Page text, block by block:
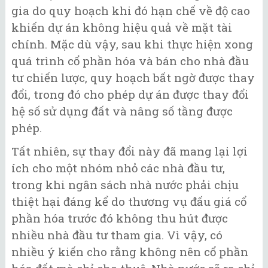
gia do quy hoạch khi đó hạn chế về độ cao
khiến dự án không hiệu quả về mặt tài
chính. Mặc dù vậy, sau khi thực hiện xong
quá trình cổ phần hóa và bán cho nhà đầu
tư chiến lược, quy hoạch bất ngờ được thay
đổi, trong đó cho phép dự án được thay đổi
hệ số sử dụng đất và nâng số tầng được
phép.
Tất nhiên, sự thay đổi này đã mang lại lợi
ích cho một nhóm nhỏ các nhà đầu tư,
trong khi ngân sách nhà nước phải chịu
thiệt hại đáng kể do thương vụ đấu giá cổ
phần hóa trước đó không thu hút được
nhiều nhà đầu tư tham gia. Vì vậy, có
nhiều ý kiến cho rằng không nên cổ phần